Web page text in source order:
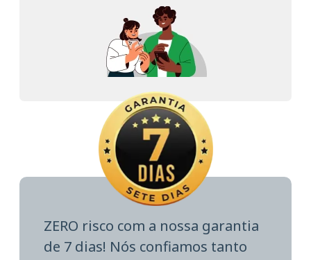
ZERO risco com a nossa garantia
de 7 dias! Nós confiamos tanto